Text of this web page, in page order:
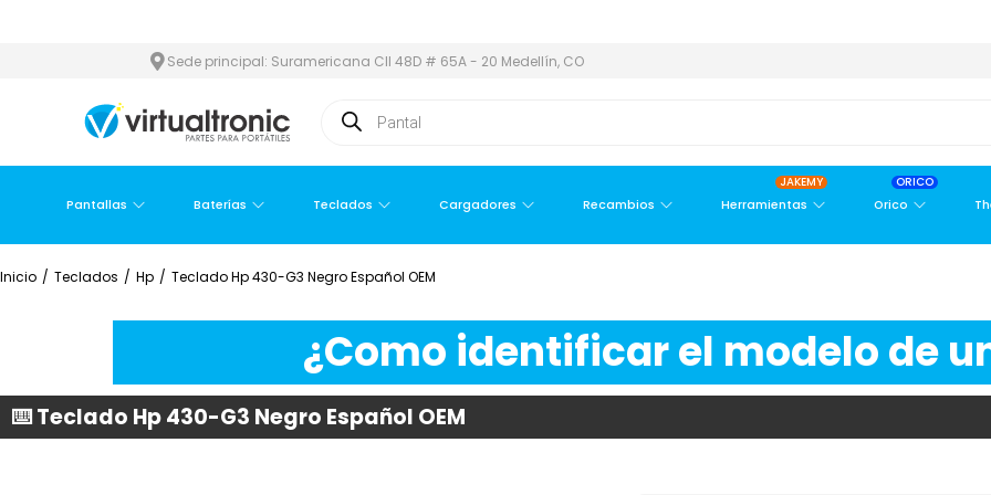
Sede principal: Suramericana Cll 48D # 65A - 20 Medellín, CO
Pantallas Baterías Teclados Cargadores Recambios Herramientas
JAKEMY
Orico
ORICO
Inicio / Teclados / Hp / Teclado Hp 430-G3 Negro Español OEM
¿Como identificar el modelo de
⌨️ Teclado Hp 430-G3 Negro Español OEM